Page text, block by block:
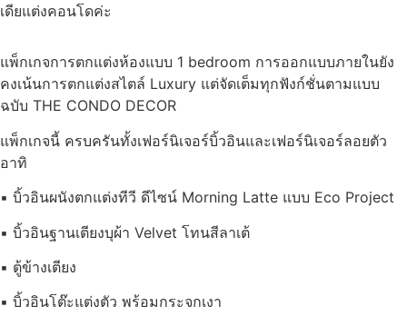
เดียแต่งคอนโดค่ะ
แพ็กเกจการตกแต่งห้องแบบ 1 bedroom การออกแบบภายในยัง
คงเน้นการตกแต่งสไตล์ Luxury แต่จัดเต็มทุกฟังก์ชั่นตามแบบ
ฉบับ THE CONDO DECOR
แพ็กเกจนี้ ครบครันทั้งเฟอร์นิเจอร์บิ้วอินและเฟอร์นิเจอร์ลอยตัว
อาทิ
▪ บิ้วอินผนังตกแต่งทีวี ดีไซน์ Morning Latte แบบ Eco Project
▪ บิ้วอินฐานเตียงบุผ้า Velvet โทนสีลาเต้
▪ ตู้ข้างเตียง
▪ บิ้วอินโต๊ะแต่งตัว พร้อมกระจกเงา